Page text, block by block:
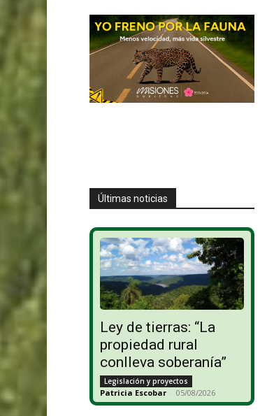
Últimas noticias
Ley de tierras: “La
propiedad rural
conlleva soberanía”
Legislación y proyectos
Patricia Escobar - 05/08/2026